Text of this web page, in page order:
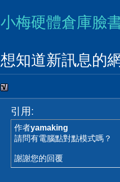
小梅硬體倉庫臉
想知道新訊息的
引用:
作者yamaking
請問有電腦點對點模式嗎？
謝謝您的回覆